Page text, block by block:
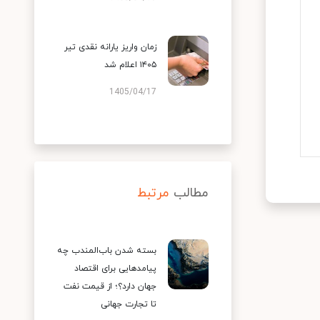
زمان واریز یارانه نقدی تیر
۱۴۰۵ اعلام شد
1405/04/17
مطالب مرتبط
بسته شدن باب‌المندب چه
پیامدهایی برای اقتصاد
جهان دارد؟؛ از قیمت نفت
تا تجارت جهانی